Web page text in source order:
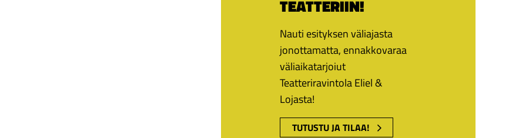
TEATTERIIN!
Nauti esityksen väliajasta
jonottamatta, ennakkovaraa
väliaikatarjoiut
Teatteriravintola Eliel &
Lojasta!
TUTUSTU JA TILAA!